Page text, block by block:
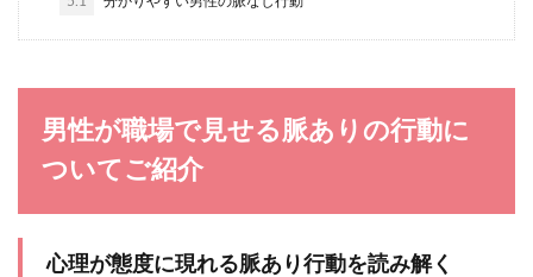
特徴と独身を選ぶ理由
男性が職場で見せる脈ありの行動に
ついてご紹介
心理が態度に現れる脈あり行動を読み解く